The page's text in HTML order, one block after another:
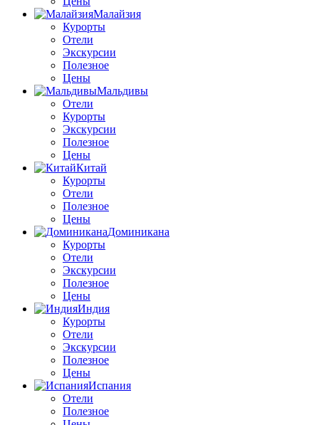
Малайзия
Курорты
Отели
Экскурсии
Полезное
Цены
Мальдивы
Отели
Курорты
Экскурсии
Полезное
Цены
Китай
Курорты
Отели
Полезное
Цены
Доминикана
Курорты
Отели
Экскурсии
Полезное
Цены
Индия
Курорты
Отели
Экскурсии
Полезное
Цены
Испания
Отели
Полезное